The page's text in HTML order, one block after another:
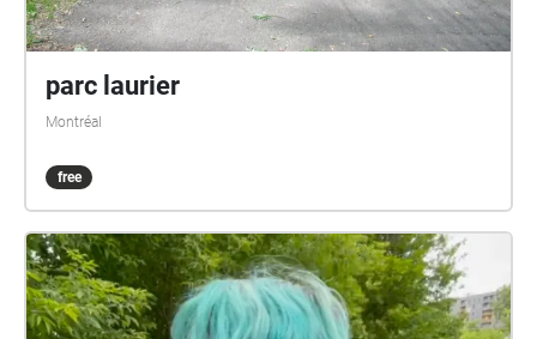
parc laurier
Montréal
free